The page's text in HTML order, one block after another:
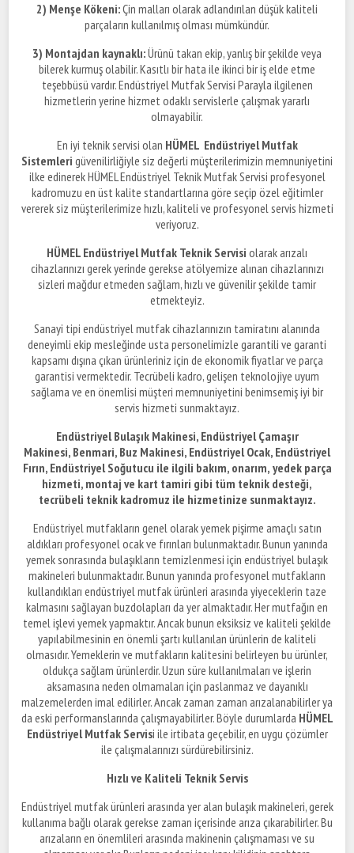
2) Menşe Kökeni:Çin malları olarak adlandırılan düşük kaliteli
parçaların kullanılmış olması mümkündür.
3) Montajdan kaynaklı:Ürünü takan ekip, yanlış bir şekilde veya
bilerek kurmuş olabilir. Kasıtlı bir hata ile ikinci bir iş elde etme
teşebbüsü vardır. Endüstriyel Mutfak Servisi Parayla ilgilenen
hizmetlerin yerine hizmet odaklı servislerle çalışmak yararlı
olmayabilir.
En iyi teknik servisi olan HÜMEL Endüstriyel Mutfak
Sistemleri güvenilirliğiyle siz değerli müşterilerimizin memnuniyetini
ilke edinerek HÜMEL Endüstriyel Teknik Mutfak Servisi profesyonel
kadromuzu en üst kalite standartlarına göre seçip özel eğitimler
vererek siz müşterilerimize hızlı, kaliteli ve profesyonel servis hizmeti
veriyoruz.
HÜMEL Endüstriyel Mutfak Teknik Servisi olarak arızalı
cihazlarınızı gerek yerinde gerekse atölyemize alınan cihazlarınızı
sizleri mağdur etmeden sağlam, hızlı ve güvenilir şekilde tamir
etmekteyiz.
Sanayi tipi endüstriyel mutfak cihazlarınızın tamiratını alanında
deneyimli ekip mesleğinde usta personelimizle garantili ve garanti
kapsamı dışına çıkan ürünleriniz için de ekonomik fiyatlar ve parça
garantisi vermektedir. Tecrübeli kadro, gelişen teknolojiye uyum
sağlama ve en önemlisi müşteri memnuniyetini benimsemiş iyi bir
servis hizmeti sunmaktayız.
Endüstriyel Bulaşık Makinesi, Endüstriyel Çamaşır
Makinesi, Benmari, Buz Makinesi, Endüstriyel Ocak, Endüstriyel
Fırın, Endüstriyel Soğutucu ile ilgili bakım, onarım, yedek parça
hizmeti, montaj ve kart tamiri gibi tüm teknik desteği,
tecrübeli teknik kadromuz ile hizmetinize sunmaktayız.
Endüstriyel mutfakların genel olarak yemek pişirme amaçlı satın
aldıkları profesyonel ocak ve fırınları bulunmaktadır. Bunun yanında
yemek sonrasında bulaşıkların temizlenmesi için endüstriyel bulaşık
makineleri bulunmaktadır. Bunun yanında profesyonel mutfakların
kullandıkları endüstriyel mutfak ürünleri arasında yiyeceklerin taze
kalmasını sağlayan buzdolapları da yer almaktadır. Her mutfağın en
temel işlevi yemek yapmaktır. Ancak bunun eksiksiz ve kaliteli şekilde
yapılabilmesinin en önemli şartı kullanılan ürünlerin de kaliteli
olmasıdır. Yemeklerin ve mutfakların kalitesini belirleyen bu ürünler,
oldukça sağlam ürünlerdir. Uzun süre kullanılmaları ve işlerin
aksamasına neden olmamaları için paslanmaz ve dayanıklı
malzemelerden imal edilirler. Ancak zaman zaman arızalanabilirler ya
da eski performanslarında çalışmayabilirler. Böyle durumlarda HÜMEL
Endüstriyel Mutfak Servisi ile irtibata geçebilir, en uygu çözümler
ile çalışmalarınızı sürdürebilirsiniz.
Hızlı ve Kaliteli Teknik Servis
Endüstriyel mutfak ürünleri arasında yer alan bulaşık makineleri, gerek
kullanıma bağlı olarak gerekse zaman içerisinde arıza çıkarabilirler. Bu
arızaların en önemlileri arasında makinenin çalışmaması ve su